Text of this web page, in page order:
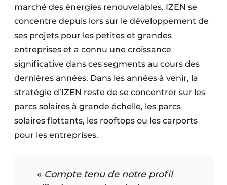
marché des énergies renouvelables. IZEN se
concentre depuis lors sur le développement de
ses projets pour les petites et grandes
entreprises et a connu une croissance
significative dans ces segments au cours des
dernières années. Dans les années à venir, la
stratégie d’IZEN reste de se concentrer sur les
parcs solaires à grande échelle, les parcs
solaires flottants, les rooftops ou les carports
pour les entreprises.
« Compte tenu de notre profil